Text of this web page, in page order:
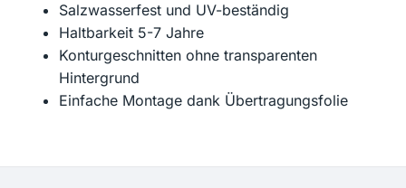
Salzwasserfest und UV-beständig
Haltbarkeit 5-7 Jahre
Konturgeschnitten ohne transparenten
Hintergrund
Einfache Montage dank Übertragungsfolie